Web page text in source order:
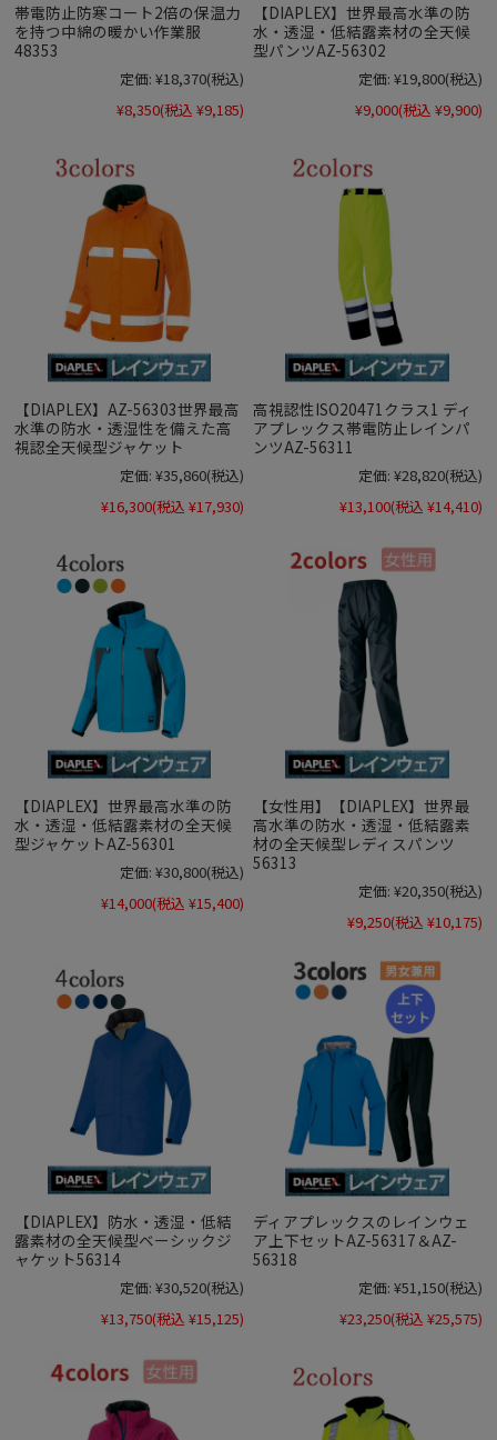
帯電防止防寒コート2倍の保温力
を持つ中綿の暖かい作業服
48353
定価: ¥18,370(税込)
¥8,350(税込 ¥9,185)
【DIAPLEX】世界最高水準の防
水・透湿・低結露素材の全天候
型パンツAZ-56302
定価: ¥19,800(税込)
¥9,000(税込 ¥9,900)
【DIAPLEX】AZ-56303世界最高
水準の防水・透湿性を備えた高
視認全天候型ジャケット
定価: ¥35,860(税込)
¥16,300(税込 ¥17,930)
高視認性ISO20471クラス1 ディ
アプレックス帯電防止レインパ
ンツAZ-56311
定価: ¥28,820(税込)
¥13,100(税込 ¥14,410)
【DIAPLEX】世界最高水準の防
水・透湿・低結露素材の全天候
型ジャケットAZ-56301
定価: ¥30,800(税込)
¥14,000(税込 ¥15,400)
【女性用】【DIAPLEX】世界最
高水準の防水・透湿・低結露素
材の全天候型レディスパンツ
56313
定価: ¥20,350(税込)
¥9,250(税込 ¥10,175)
【DIAPLEX】防水・透湿・低結
露素材の全天候型ベーシックジ
ャケット56314
定価: ¥30,520(税込)
¥13,750(税込 ¥15,125)
ディアプレックスのレインウェ
ア上下セットAZ-56317＆AZ-
56318
定価: ¥51,150(税込)
¥23,250(税込 ¥25,575)